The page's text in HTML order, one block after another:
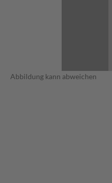
Abbildung kann abweichen